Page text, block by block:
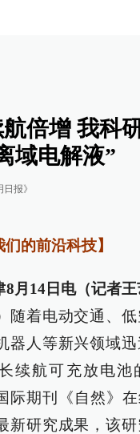
倍增 我科
域电解液”
报》
的前沿科技】
8月14日电（记者
随着电动交通、
器人等新兴领域
续航可充放电池
际期刊《自然》
新研究成果，该